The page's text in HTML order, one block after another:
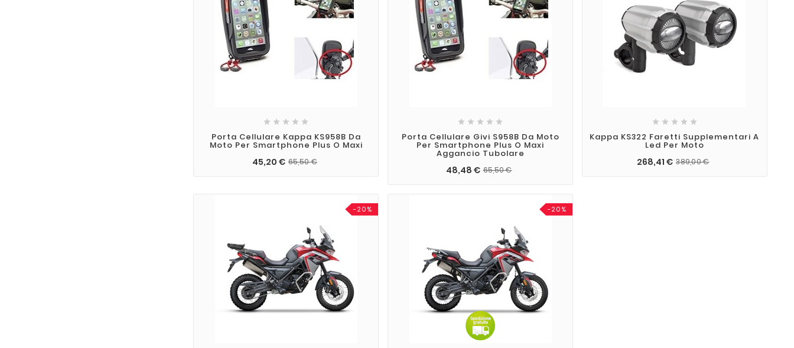
    
Porta Cellulare Kappa KS958B Da
Moto Per Smartphone Plus O Maxi
45,20 € 65,50 €
    
Porta Cellulare Givi S958B Da Moto
Per Smartphone Plus O Maxi
Aggancio Tubolare
48,48 € 65,50 €
    
Kappa KS322 Faretti Supplementari A
Led Per Moto
268,41 € 389,00 €
-20% -20%